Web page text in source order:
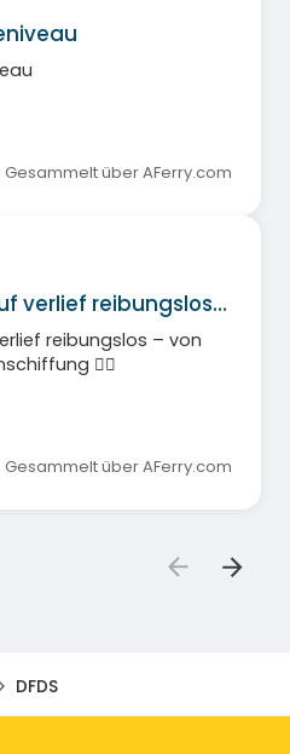
Gesammelt über AFerry.com
verlief reibungslos…
reibungslos – von
👍🏼
Gesammelt über AFerry.com
DFDS